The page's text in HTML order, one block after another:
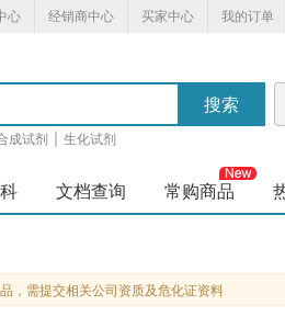
心 经销商中心 买家中心 我的订单
搜索
成试剂 生化试剂
文档查询 常购商品
，需提交相关公司资质及危化证资料